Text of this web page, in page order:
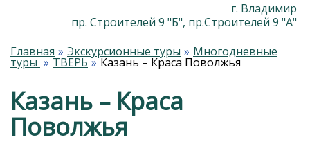
г. Владимир
пр. Строителей 9 "Б", пр.Строителей 9 "А"
Главная
Экскурсионные туры Многодневные
туры ТВЕРЬ Казань – Краса Поволжья
Казань – Краса
Поволжья